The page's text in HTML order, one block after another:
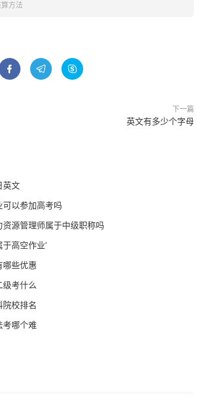
方法
  
下一篇
英文有多少个字母
英文
可以参加高考吗
资源管理师属于中级职称吗
高空作业‘
哪些优惠
级考什么
院校排名
考哪个难